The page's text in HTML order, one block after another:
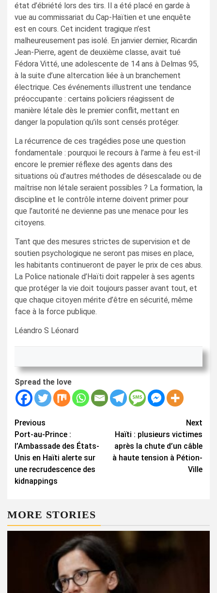
état d’ébriété lors des tirs. Il a été placé en garde à
vue au commissariat du Cap-Haïtien et une enquête
est en cours. Cet incident tragique n’est
malheureusement pas isolé. En janvier dernier, Ricardin
Jean-Pierre, agent de deuxième classe, avait tué
Fédora Vitté, une adolescente de 14 ans à Delmas 95,
à la suite d’une altercation liée à un branchement
électrique. Ces événements illustrent une tendance
préoccupante : certains policiers réagissent de
manière létale dès le premier conflit, mettant en
danger la population qu’ils sont censés protéger.
La récurrence de ces tragédies pose une question
fondamentale : pourquoi le recours à l’arme à feu est-il
encore le premier réflexe des agents dans des
situations où d’autres méthodes de désescalade ou de
maîtrise non létale seraient possibles ? La formation, la
discipline et le contrôle interne doivent primer pour
que l’autorité ne devienne pas une menace pour les
citoyens.
Tant que des mesures strictes de supervision et de
soutien psychologique ne seront pas mises en place,
les habitants continueront de payer le prix de ces abus.
La Police nationale d’Haïti doit rappeler à ses agents
que protéger la vie doit toujours passer avant tout, et
que chaque citoyen mérite d’être en sécurité, même
face à la force publique.
Léandro S Léonard
Spread the love
Continue
Reading
Previous
Port-au-Prince :
l’Ambassade des États-
Unis en Haïti alerte sur
une recrudescence des
kidnappings
Next
Haïti : plusieurs victimes
après la chute d’un câble
à haute tension à Pétion-
Ville
MORE STORIES